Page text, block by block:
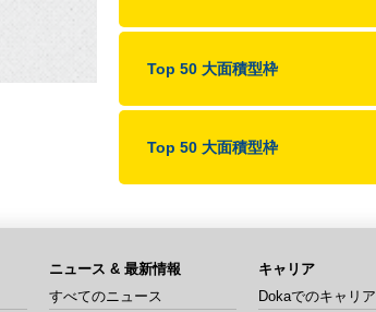
Top 50 大面積型枠
Top 50 大面積型枠
ニュース & 最新情報
すべてのニュース
キャリア
Dokaでのキャリア